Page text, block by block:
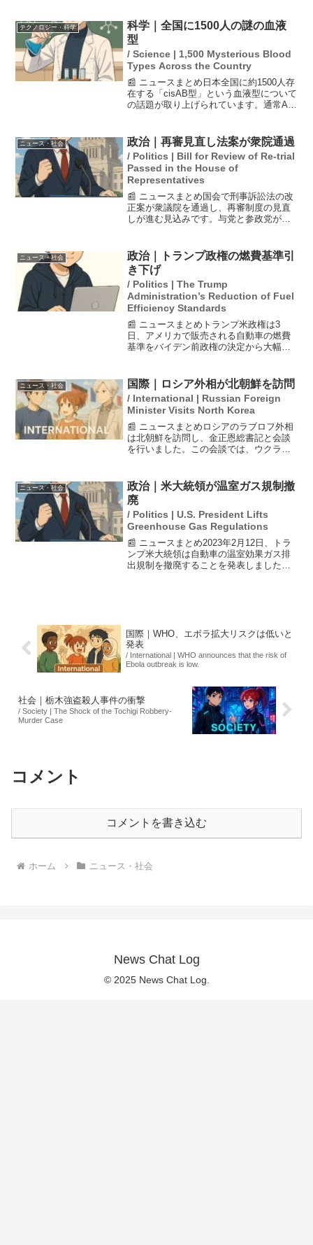
っています。抗議行動は治安部隊との衝
突を伴い、政治の...
テクノロジー・科学
科学｜全国に1500人の謎の血液
型
/ Science | 1,500 Mysterious Blood
Types Across the Country
📰 ニュースまとめ日本全国に約1500人存
在する「cisAB型」という血液型について
の話題が取り上げられています。通常AB
られるとのことです。血液型がどう決ま
るか、また...
ニュース・社会 政治｜再審見直し法案が衆院通過
/ Politics | Bill for Review of Re-trial
Passed in the House of
Representatives
📰 ニュースまとめ国会で刑事訴訟法の改
正案が衆議院を通過し、再審制度の見直
しが進む見込みです。与党と参政党が賛
関わるもので、多くの議論を呼んでいま
す。参議院でも過半数の...
ニュース・社会
政治｜トランプ政権の燃費基準引
き下げ
/ Politics | The Trump
Administration’s Reduction of Fuel
Efficiency Standards
📰 ニュースまとめトランプ米政権は3
日、アメリカで販売される自動車の燃費
基準をバイデン前政権の決定から大幅に
的とし、ガソリン車の販売を促進する狙
いがあります。この政策に...
ニュース・社会 国際｜ロシア外相が北朝鮮を訪問
/ International | Russian Foreign
Minister Visits North Korea
📰 ニュースまとめロシアのラブロフ外相
は北朝鮮を訪問し、金正恩総書記と会談
を行いました。この会談では、ウクライ
が期待される旨が伝えられました。両国
の関係強化が示唆される...
ニュース・社会
政治｜米大統領が温室ガス規制撤
廃
/ Politics | U.S. President Lifts
Greenhouse Gas Regulations
📰 ニュースまとめ2023年2月12日、トラ
ンプ米大統領は自動車の温室効果ガス排
出規制を撤廃することを発表しました。
国際｜WHO、エボラ拡大リスクは低いと
発表
/ International | WHO announces that the risk of
Ebola outbreak is low.
社会｜栃木強盗殺人事件の衝撃
/ Society | The Shock of the Tochigi Robbery-
Murder Case
コメント
コメントを書き込む
ホーム ニュース・社会
News Chat Log
© 2025 News Chat Log.